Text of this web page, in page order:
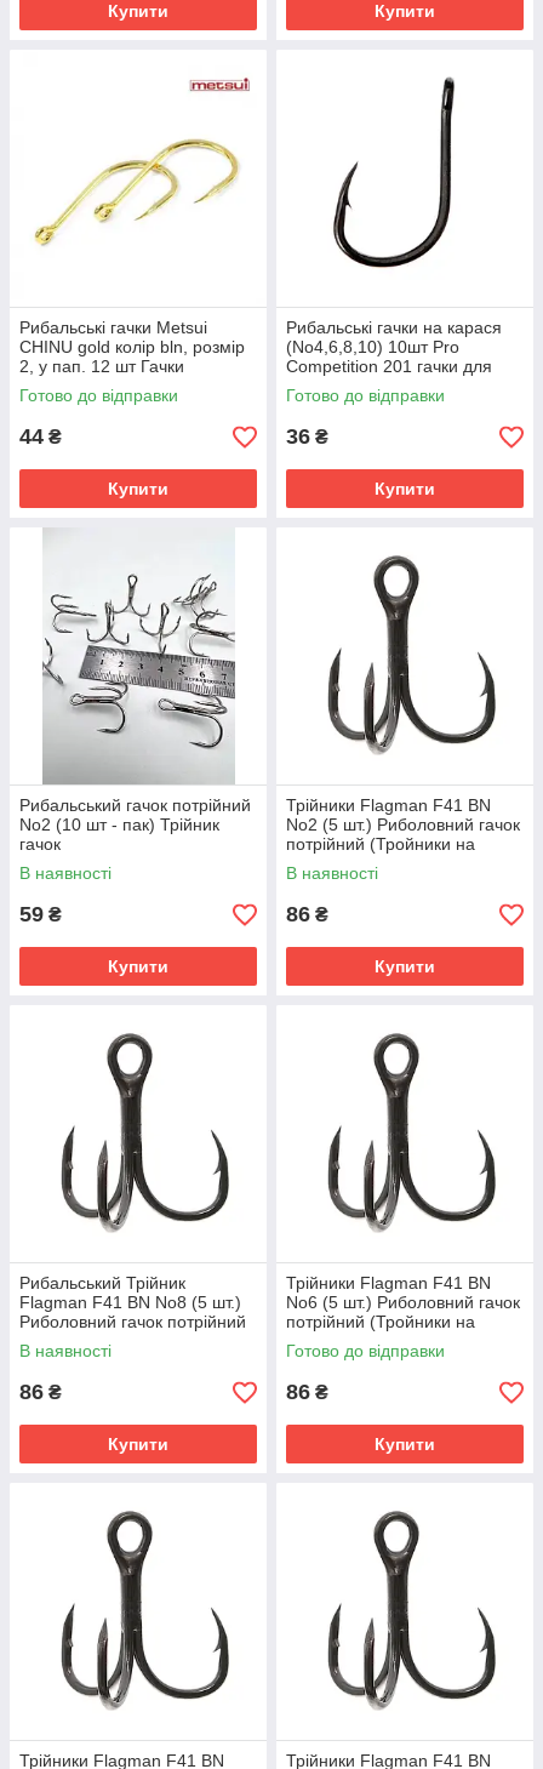
Купити Купити
Рибальські гачки Metsui
CHINU gold колір bln, розмір
2, у пап. 12 шт Гачки
золотого кольору
Готово до відправки
44 ₴
Купити
Рибальські гачки на карася
(No4,6,8,10) 10шт Pro
Competition 201 гачки для
риболовлі
Готово до відправки
36 ₴
Купити
Рибальський гачок потрійний
No2 (10 шт - пак) Трійник
гачок
В наявності
59 ₴
Купити
Трійники Flagman F41 BN
No2 (5 шт.) Риболовний гачок
потрійний (Тройники на
щуку)
В наявності
86 ₴
Купити
Рибальський Трійник
Flagman F41 BN No8 (5 шт.)
Риболовний гачок потрійний
(Трійник на щуку)
В наявності
86 ₴
Купити
Трійники Flagman F41 BN
No6 (5 шт.) Риболовний гачок
потрійний (Тройники на
щуку)
Готово до відправки
86 ₴
Купити
Трійники Flagman F41 BN
Трійники Flagman F41 BN